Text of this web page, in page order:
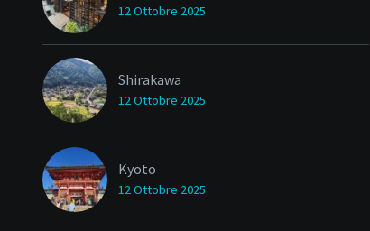
12 Ottobre 2025
Shirakawa
12 Ottobre 2025
Kyoto
12 Ottobre 2025